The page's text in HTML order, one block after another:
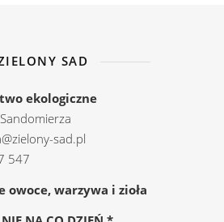
SAD
ekologiczne
sad.pl
547
owoce, warzywa i zioła